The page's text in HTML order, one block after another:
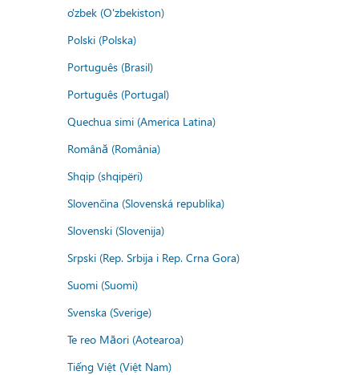
o'zbek (O'zbekiston)
Polski (Polska)
Português (Brasil)
Português (Portugal)
Quechua simi (America Latina)
Română (România)
Shqip (shqipëri)
Slovenčina (Slovenská republika)
Slovenski (Slovenija)
Srpski (Rep. Srbija i Rep. Crna Gora)
Suomi (Suomi)
Svenska (Sverige)
Te reo Māori (Aotearoa)
Tiếng Việt (Việt Nam)